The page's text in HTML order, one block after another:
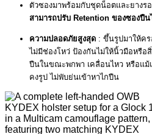
ตัวซองมาพร้อมกับชุดน็อตและยางร
สามารถปรับ Retention ของซองปืน
ความปลอดภัยสูงสุด : ขึ้นรูปมาให้ค
ไม่มีช่องโหว่ ป้องกันไม่ให้นิ้วมือหรือ
ปืนในขณะพกพา เคลื่อนไหว หรือแ
คงรูป ไม่พับย่นเข้าหาไกปืน